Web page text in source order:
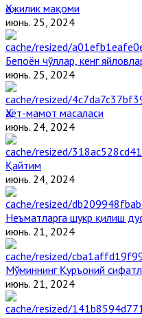
Ҳожилик мақоми
июнь. 25, 2024
Бепоён чўллар, кенг
июнь. 25, 2024
Ҳаёт-мамот масаласи
июнь. 24, 2024
Қайтим
июнь. 24, 2024
Неъматларга шукр қилиш
июнь. 21, 2024
Мўминнинг Қуръоний
июнь. 21, 2024